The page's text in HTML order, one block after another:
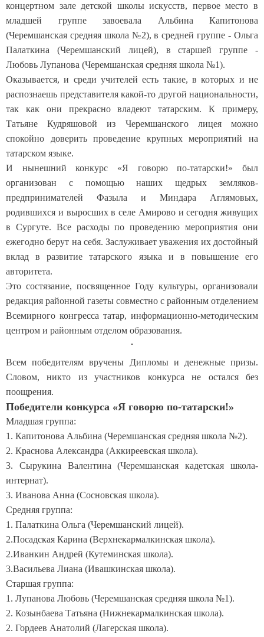
концертном зале детской школы искусств, первое место в
младшей группе завоевала Альбина Капитонова
(Черемшанская средняя школа №2), в средней группе - Ольга
Палаткина (Черемшанский лицей), в старшей группе -
Любовь Лупанова (Черемшанская средняя школа №1).
Оказывается, и среди учителей есть такие, в которых и не
распознаешь представителя какой-то другой национальности,
так как они прекрасно владеют татарским. К примеру,
Татьяне Кудряшовой из Черемшанского лицея можно
спокойно доверить проведение крупных мероприятий на
татарском языке.
И нынешний конкурс «Я говорю по-татарски!» был
организован с помощью наших щедрых земляков-
предпринимателей Фазыла и Миндара Аглямовых,
родившихся и выросших в селе Амирово и сегодня живущих
в Сургуте. Все расходы по проведению мероприятия они
ежегодно берут на себя. Заслуживает уважения их достойный
вклад в развитие татарского языка и в повышение его
авторитета.
Это состязание, посвященное Году культуры, организовали
редакция районной газеты совместно с районным отделением
Всемирного конгресса татар, информационно-методическим
центром и районным отделом образования.
Всем победителям вручены Дипломы и денежные призы.
Словом, никто из участников конкурса не остался без
поощрения.
Победители конкурса «Я говорю по-татарски!»
Младшая группа:
1. Капитонова Альбина (Черемшанская средняя школа №2).
2. Краснова Александра (Аккиреевская школа).
3. Сырукина Валентина (Черемшанская кадетская школа-
интернат).
3. Иванова Анна (Сосновская школа).
Средняя группа:
1. Палаткина Ольга (Черемшанский лицей).
2.Посадская Карина (Верхнекармалкинская школа).
2.Иванкин Андрей (Кутеминская школа).
3.Васильева Лиана (Ивашкинская школа).
Старшая группа:
1. Лупанова Любовь (Черемшанская средняя школа №1).
2. Козынбаева Татьяна (Нижнекармалкинская школа).
2. Гордеев Анатолий (Лагерская школа).